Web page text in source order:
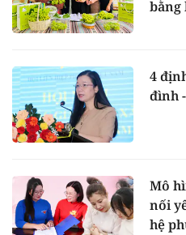
bằng
4
đình
Mô
nối
hệ